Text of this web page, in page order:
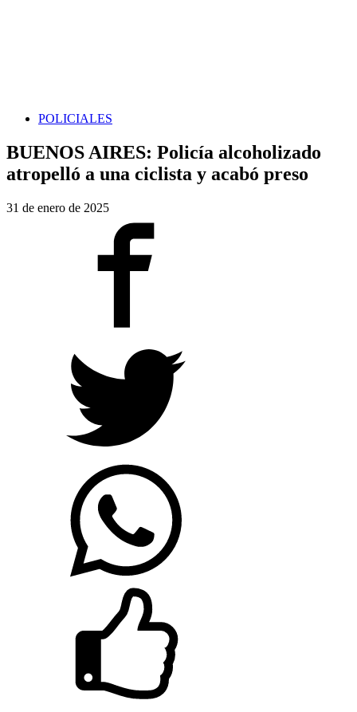
POLICIALES
BUENOS AIRES: Policía alcoholizado
atropelló a una ciclista y acabó preso
31 de enero de 2025